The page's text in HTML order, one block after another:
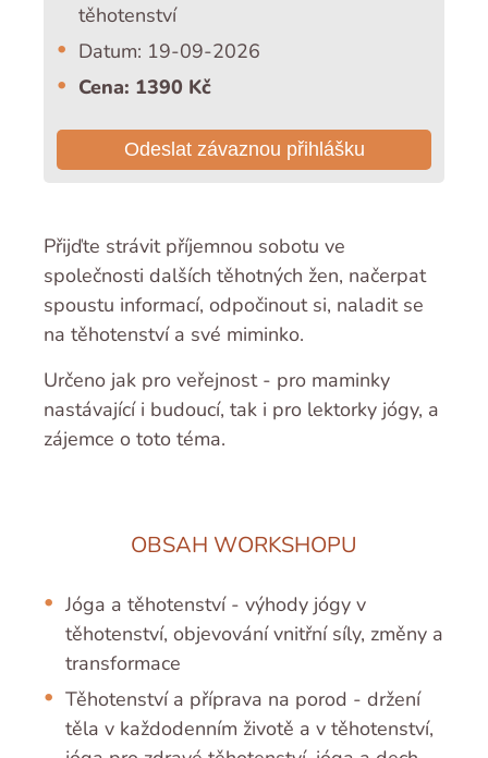
Přijďte strávit příjemnou sobotu ve
společnosti dalších těhotných žen, načerpat
spoustu informací, odpočinout si, naladit se
na těhotenství a své miminko.
Určeno jak pro veřejnost - pro maminky
nastávající i budoucí, tak i pro lektorky jógy, a
zájemce o toto téma.
OBSAH WORKSHOPU
Jóga a těhotenství - výhody jógy v
těhotenství, objevování vnitřní síly, změny a
transformace
Těhotenství a příprava na porod - držení
těla v každodenním životě a v těhotenství,
těhotenství
Datum: 19-09-2026
Cena: 1390 Kč
Odeslat závaznou přihlášku